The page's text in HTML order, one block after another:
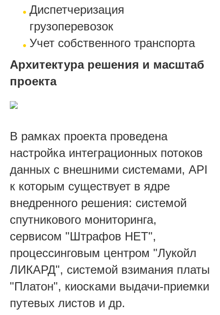
Диспетчеризация
грузоперевозок
Учет собственного транспорта
Архитектура решения и масштаб
проекта
В рамках проекта проведена
настройка интеграционных потоков
данных с внешними системами, API
к которым существует в ядре
внедренного решения: системой
спутникового мониторинга,
сервисом "Штрафов НЕТ",
процессинговым центром "Лукойл
ЛИКАРД", системой взимания платы
"Платон", киосками выдачи-приемки
путевых листов и др.